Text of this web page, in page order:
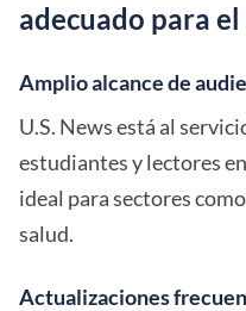
adecuado para
Amplio alcance de
U.S. News está al
estudiantes y lectores
ideal para sectores
salud.
Actualizaciones